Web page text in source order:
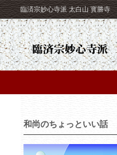
臨済宗妙心寺派 太白山 寳勝寺
和尚のちょっといい話